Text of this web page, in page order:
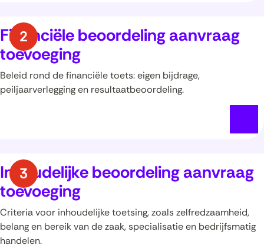
Financiële beoordeling aanvraag
toevoeging
Beleid rond de financiële toets: eigen bijdrage,
peiljaarverlegging en resultaatbeoordeling.
Inhoudelijke beoordeling aanvraag
toevoeging
Criteria voor inhoudelijke toetsing, zoals zelfredzaamheid,
belang en bereik van de zaak, specialisatie en bedrijfsmatig
handelen.